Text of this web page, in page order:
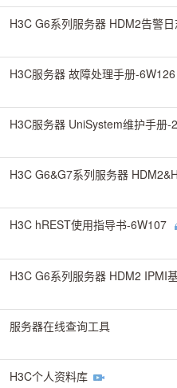
H3C G6系列服务器 HDM2告警
H3C服务器 故障处理手册-6W126
H3C服务器 UniSystem维护手册-
H3C G6&G7系列服务器
H3C hREST使用指导书-6W107
H3C G6系列服务器 HDM2 IPMI
服务器在线查询工具
H3C个人资料库